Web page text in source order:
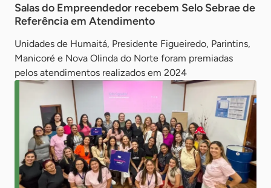
Salas do Empreendedor recebem Selo Sebrae de
Referência em Atendimento
Unidades de Humaitá, Presidente Figueiredo, Parintins,
Manicoré e Nova Olinda do Norte foram premiadas
pelos atendimentos realizados em 2024